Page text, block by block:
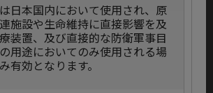
日本国内において使用され、原
施設や生命維持に直接影響を及
装置、及び直接的な防衛軍事目
用途においてのみ使用される場
有効となります。